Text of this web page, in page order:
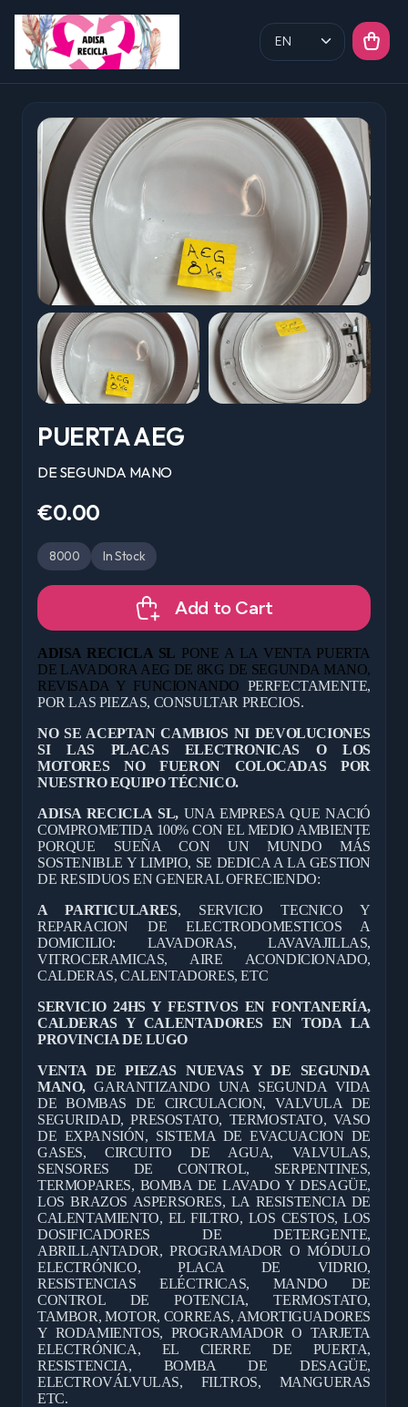
PUERTA AEG
DE SEGUNDA MANO
€0.00
8000 In Stock
Add to Cart
ADISA RECICLA SL PONE A LA VENTA PUERTA
DE LAVADORA AEG DE 8KG DE SEGUNDA MANO,
REVISADA Y FUNCIONANDO PERFECTAMENTE,
POR LAS PIEZAS, CONSULTAR PRECIOS.
NO SE ACEPTAN CAMBIOS NI DEVOLUCIONES
SI LAS PLACAS ELECTRONICAS O LOS
MOTORES NO FUERON COLOCADAS POR
NUESTRO EQUIPO TÉCNICO.
ADISA RECICLA SL, UNA EMPRESA QUE NACIÓ
COMPROMETIDA 100% CON EL MEDIO AMBIENTE
PORQUE SUEÑA CON UN MUNDO MÁS
SOSTENIBLE Y LIMPIO, SE DEDICA A LA GESTION
DE RESIDUOS EN GENERAL OFRECIENDO:
A PARTICULARES, SERVICIO TECNICO Y
REPARACION DE ELECTRODOMESTICOS A
DOMICILIO: LAVADORAS, LAVAVAJILLAS,
VITROCERAMICAS, AIRE ACONDICIONADO,
CALDERAS, CALENTADORES, ETC
SERVICIO 24HS Y FESTIVOS EN FONTANERÍA,
CALDERAS Y CALENTADORES EN TODA LA
PROVINCIA DE LUGO
VENTA DE PIEZAS NUEVAS Y DE SEGUNDA
MANO, GARANTIZANDO UNA SEGUNDA VIDA
DE BOMBAS DE CIRCULACION, VALVULA DE
SEGURIDAD, PRESOSTATO, TERMOSTATO, VASO
DE EXPANSIÓN, SISTEMA DE EVACUACION DE
GASES, CIRCUITO DE AGUA, VALVULAS,
SENSORES DE CONTROL, SERPENTINES,
TERMOPARES, BOMBA DE LAVADO Y DESAGÜE,
LOS BRAZOS ASPERSORES, LA RESISTENCIA DE
CALENTAMIENTO, EL FILTRO, LOS CESTOS, LOS
DOSIFICADORES DE DETERGENTE,
ABRILLANTADOR, PROGRAMADOR O MÓDULO
ELECTRÓNICO, PLACA DE VIDRIO,
RESISTENCIAS ELÉCTRICAS, MANDO DE
CONTROL DE POTENCIA, TERMOSTATO,
TAMBOR, MOTOR, CORREAS, AMORTIGUADORES
Y RODAMIENTOS, PROGRAMADOR O TARJETA
ELECTRÓNICA, EL CIERRE DE PUERTA,
RESISTENCIA, BOMBA DE DESAGÜE,
ELECTROVÁLVULAS, FILTROS, MANGUERAS
ETC.